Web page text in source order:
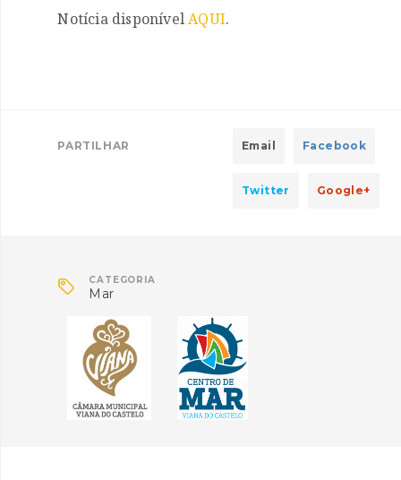
Notícia disponívelAQUI.
PARTILHAR Email Facebook
Twitter Google+
 CATEGORIA
Mar